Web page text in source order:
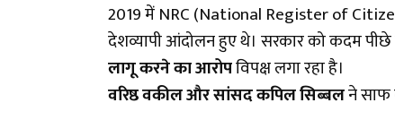
2019 में NRC (National Register of
देशव्यापी आंदोलन हुए थे। सरकार को कदम
लागू करने का आरोपविपक्ष लगा रहा है।
वरिष्ठ वकील और सांसद कपिल सिब्बलने साफ